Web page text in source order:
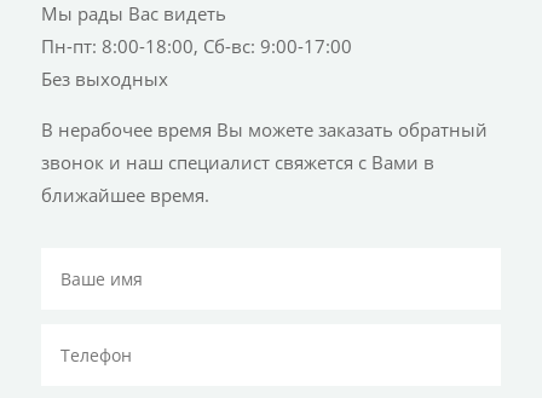
Мы рады Вас видеть
Пн-пт: 8:00-18:00, Сб-вс: 9:00-17:00
Без выходных
В нерабочее время Вы можете заказать обратный
звонок и наш специалист свяжется с Вами в
ближайшее время.